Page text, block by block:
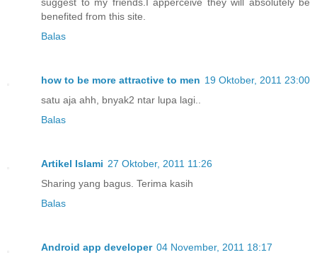
suggest to my friends.I apperceive they will absolutely be
benefited from this site.
Balas
how to be more attractive to men 19 Oktober, 2011 23:00
satu aja ahh, bnyak2 ntar lupa lagi..
Balas
Artikel Islami 27 Oktober, 2011 11:26
Sharing yang bagus. Terima kasih
Balas
Android app developer 04 November, 2011 18:17